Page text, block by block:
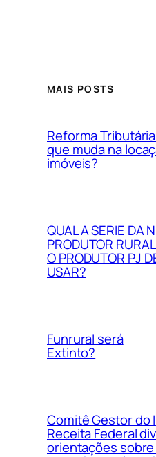
MAIS POSTS
Reforma
que muda na
imóveis?
QUAL A SERIE DA
PRODUTOR
O PRODUTOR PJ
USAR?
Funrural será
Extinto?
Comitê Gestor do
Receita Federal
orientações sobre